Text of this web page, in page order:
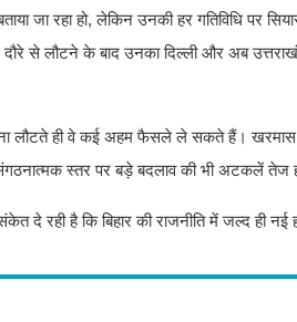
जा रहा हो, लेकिन उनकी हर गतिविधि पर
से लौटने के बाद उनका दिल्ली और अब
लौटते ही वे कई अहम फैसले ले सकते हैं। खरमास
स्तर पर बड़े बदलाव की भी अटकलें तेज
दे रही है कि बिहार की राजनीति में जल्द ही